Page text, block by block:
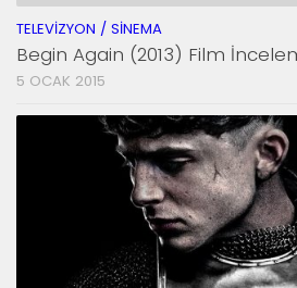
TELEVIZYON / SINEMA
Begin Again (2013) Film
5 OCAK 2015